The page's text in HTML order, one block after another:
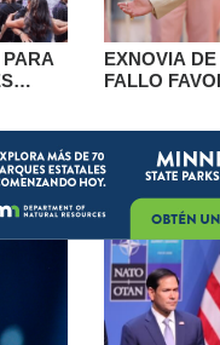
EXNOVIA
FALLO